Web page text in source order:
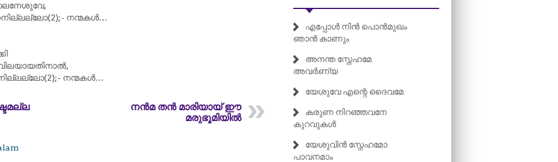
നന്മകൾ…
നന്മകൾ…
നൻമ തൻ മാരിയായ് ഈ
മരുഭൂമിയിൽ
എപ്പോൾ നിൻ പൊൻമുഖം
ഞാൻ കാണും
അനന്ത സ്നേഹമേ
അവർണ്യ
യേശുവേ എന്റെ ദൈവമേ
കരുണ നിറഞ്ഞവനേ
കുറവുകൾ
യേശുവിൻ സ്നേഹമോ
പാവനമാം